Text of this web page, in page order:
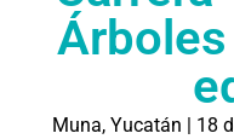
Muna, Yucatán | 18